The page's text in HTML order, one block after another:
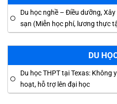
Du học nghề – Điều dưỡng,
sạn (Miễn học phí, lương thực
DU
Du học THPT tại Texas: Không
hoạt, hỗ trợ lên đại học